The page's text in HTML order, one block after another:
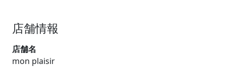
店舗情報
店舗名
mon plaisir